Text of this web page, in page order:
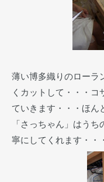
薄い博多織りのローラ
くカットして・・・コ
ていきます・・・ほん
「さっちゃん」はう
寧にしてくれます・・